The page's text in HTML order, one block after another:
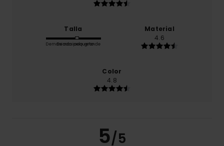
Talla
Demasiado pequeño
Demasiado grande
Material
4.6
Color
4.8
5/5